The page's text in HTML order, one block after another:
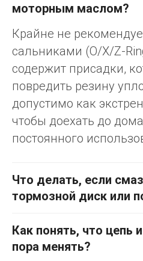
моторным маслом?
Крайне не
сальниками (O/X/Z-
содержит присадки,
повредить резину
допустимо как
чтобы доехать до
постоянного
Что делать, если
тормозной диск или
Как понять, что цепь
пора менять?